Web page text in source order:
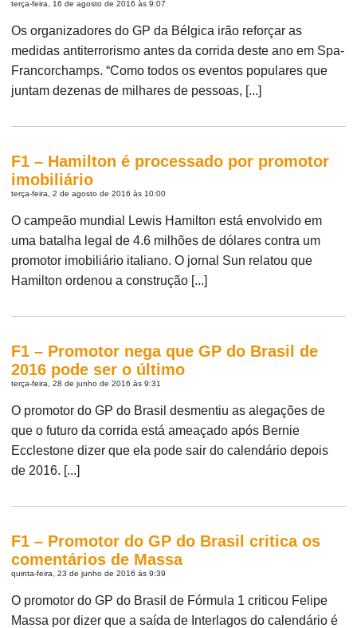
terça-feira, 16 de agosto de 2016 às 9:07
Os organizadores do GP da Bélgica irão reforçar as
medidas antiterrorismo antes da corrida deste ano em Spa-
Francorchamps. “Como todos os eventos populares que
juntam dezenas de milhares de pessoas, [...]
F1 – Hamilton é processado por promotor
imobiliário
terça-feira, 2 de agosto de 2016 às 10:00
O campeão mundial Lewis Hamilton está envolvido em
uma batalha legal de 4.6 milhões de dólares contra um
promotor imobiliário italiano. O jornal Sun relatou que
Hamilton ordenou a construção [...]
F1 – Promotor nega que GP do Brasil de
2016 pode ser o último
terça-feira, 28 de junho de 2016 às 9:31
O promotor do GP do Brasil desmentiu as alegações de
que o futuro da corrida está ameaçado após Bernie
Ecclestone dizer que ela pode sair do calendário depois
de 2016. [...]
F1 – Promotor do GP do Brasil critica os
comentários de Massa
quinta-feira, 23 de junho de 2016 às 9:39
O promotor do GP do Brasil de Fórmula 1 criticou Felipe
Massa por dizer que a saída de Interlagos do calendário é